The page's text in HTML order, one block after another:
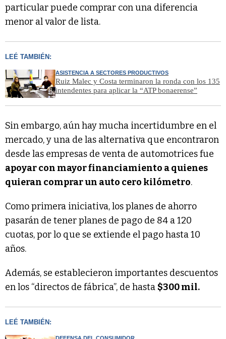
particular puede comprar con una diferencia
menor al valor de lista.
LEÉ TAMBIÉN:
ASISTENCIA A SECTORES PRODUCTIVOS
Ruiz Malec y Costa terminaron la ronda con los 135
intendentes para aplicar la “ATP bonaerense”
Sin embargo, aún hay mucha incertidumbre en el
mercado, y una de las alternativa que encontraron
desde las empresas de venta de automotrices fue
apoyar con mayor financiamiento a quienes
quieran comprar un auto cero kilómetro.
Como primera iniciativa, los planes de ahorro
pasarán de tener planes de pago de 84 a 120
cuotas, por lo que se extiende el pago hasta 10
años.
Además, se establecieron importantes descuentos
en los “directos de fábrica”, de hasta $300 mil.
LEÉ TAMBIÉN: